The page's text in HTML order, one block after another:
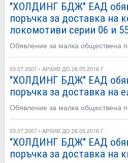
"ХОЛДИНГ БДЖ" ЕАД
поръчка за доставка на
локомотиви серии 06 и
Обявление за малка обществена
03.07.2007 • АРХИВ ДО 26.05.2016 Г.
"ХОЛДИНГ БДЖ" ЕАД
поръчка за доставка на
Обявление за малка обществена
03.07.2007 • АРХИВ ДО 26.05.2016 Г.
"ХОЛДИНГ БДЖ" ЕАД
поръчка за доставка на